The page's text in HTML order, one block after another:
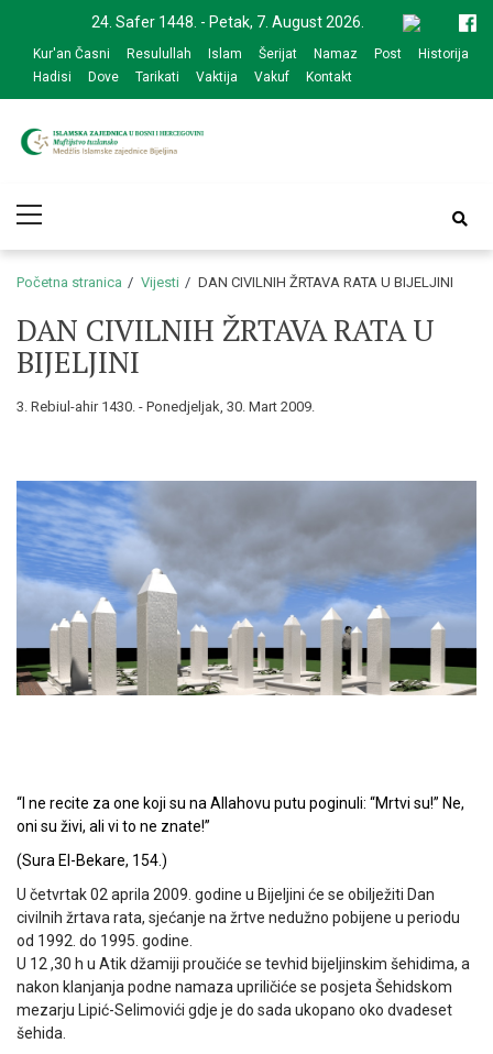
navigation
content
24. Safer 1448. - Petak, 7. August 2026.
Kur'an Časni Resulullah Islam Šerijat Namaz Post
Historija
Hadisi
Dove Tarikati Vaktija Vakuf Kontakt
zajednice Bijeljina
Menu
Početna stranica Vijesti DAN CIVILNIH ŽRTAVA RATA U BIJELJINI
DAN CIVILNIH ŽRTAVA RATA U
BIJELJINI
3. Rebiul-ahir 1430. - Ponedjeljak, 30. Mart 2009.
“I ne recite za one koji su na Allahovu putu poginuli: “Mrtvi su!” Ne,
oni su živi, ali vi to ne znate!”
(Sura El-Bekare, 154.)
U četvrtak 02 aprila 2009. godine u Bijeljini će se obilježiti Dan
civilnih žrtava rata, sjećanje na žrtve nedužno pobijene u periodu
od 1992. do 1995. godine.
U 12 ,30 h u Atik džamiji proučiće se tevhid bijeljinskim šehidima, a
nakon klanjanja podne namaza upriličiće se posjeta Šehidskom
mezarju Lipić-Selimovići gdje je do sada ukopano oko dvadeset
šehida.